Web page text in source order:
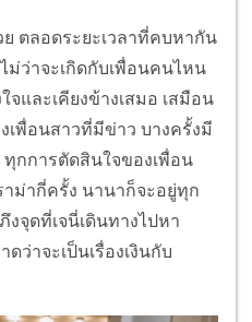
ตลอดระยะเวลาที่คบหากัน
ม่ว่าจะเกิดกับเพื่อนคนไหน
และเคียงข้างเสมอ เสมือน
พื่อนสาวที่มีข่าว บางครั้งมี
กการตัดสินใจของเพื่อน
าม่ากี่ครั้ง นานาก็จะอยู่ทุก
จุดที่เจนี่เดินทางไปหา
ว่าจะเป็นเรื่องเงินกับ